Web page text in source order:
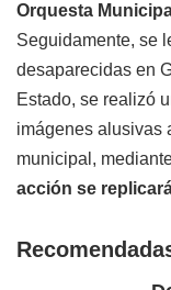
Orquesta
Seguidamente, se
desaparecidas en
Estado, se realizó
imágenes alusivas
municipal,
acción se